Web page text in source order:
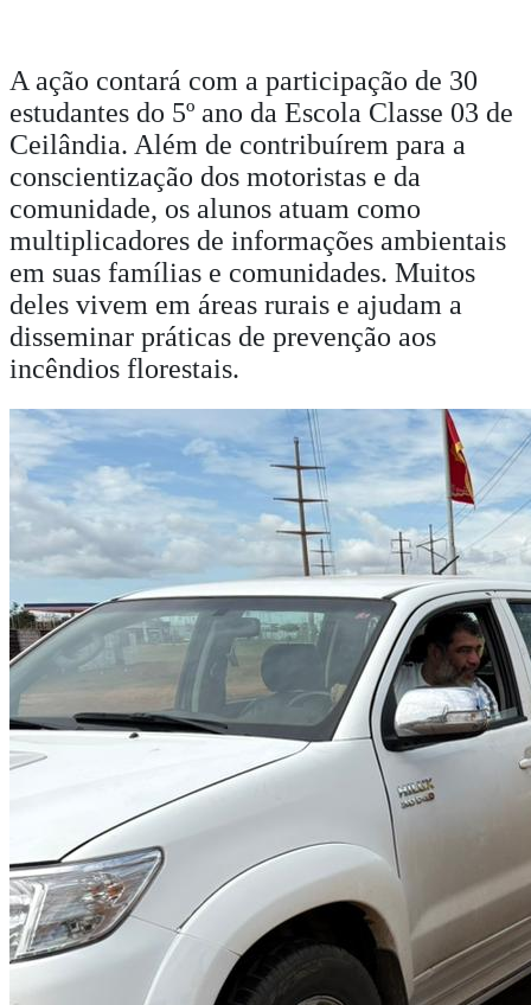
A ação contará com a participação de 30
estudantes do 5º ano da Escola Classe 03 de
Ceilândia. Além de contribuírem para a
conscientização dos motoristas e da
comunidade, os alunos atuam como
multiplicadores de informações ambientais
em suas famílias e comunidades. Muitos
deles vivem em áreas rurais e ajudam a
disseminar práticas de prevenção aos
incêndios florestais.